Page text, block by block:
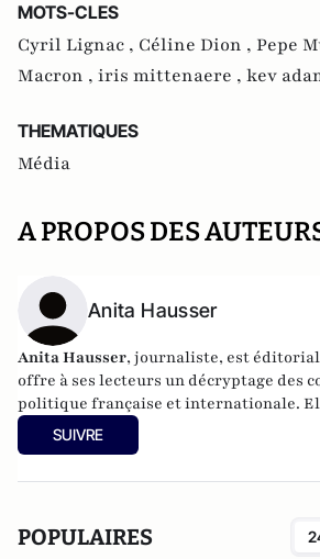
MOTS-CLES
Cyril Lignac , Céline Dion , Pepe
Macron , iris mittenaere , kev
THEMATIQUES
Média
A PROPOS DES
Anita Hausser
Anita Hausser, journaliste, est
offre à ses lecteurs un décryptage des
politique française et internationale.
publiéSarkozy, itinéraire d'une ambition
l'Archipel, 2003). Elle a également
SUIVRE
POPULAIRES